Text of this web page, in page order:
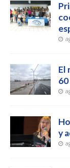
El
y